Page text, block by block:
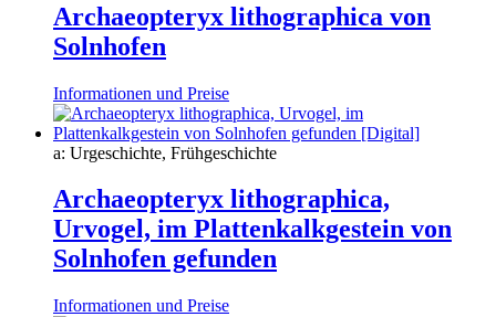
Archaeopteryx lithographica von
Solnhofen
Informationen und Preise
a: Urgeschichte, Frühgeschichte
Archaeopteryx lithographica,
Urvogel, im Plattenkalkgestein von
Solnhofen gefunden
Informationen und Preise